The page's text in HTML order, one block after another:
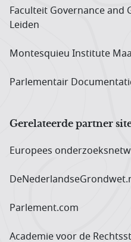
Faculteit Governance
Leiden
Montesquieu Institute
Parlementair
Gerelateerde partner
Europees
Parlement.com
Academie voor de